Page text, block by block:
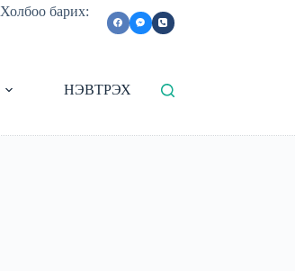
Холбоо барих:
НЭВТРЭХ